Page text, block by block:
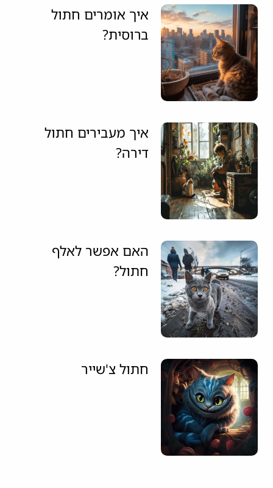
איך אומרים חתול
ברוסית?
איך מעבירים חתול
דירה?
האם אפשר לאלף
חתול?
חתול צ'שייר